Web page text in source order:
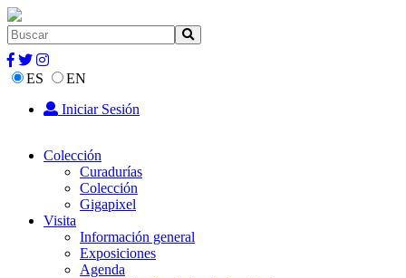
ES
EN
Iniciar Sesión
Colección
Curadurías
Colección
Gigapixel
Visita
Información general
Exposiciones
Agenda